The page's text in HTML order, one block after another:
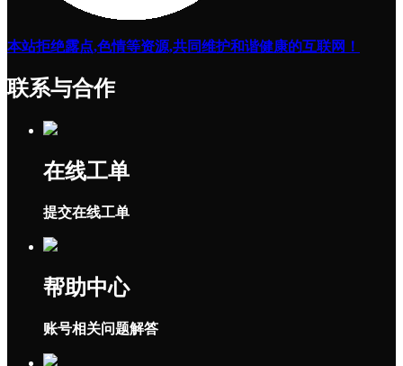
本站拒绝露点,色情等资源,共同维护和谐健康的互联网！
联系与合作
在线工单
提交在线工单
帮助中心
账号相关问题解答